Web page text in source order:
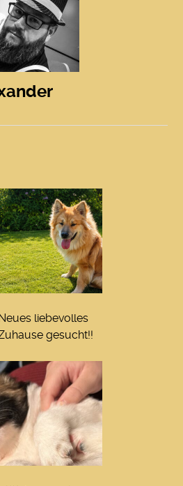
Neues liebevolles
gesucht!!